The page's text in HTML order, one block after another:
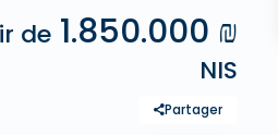
de 1.850.000 ₪
NIS
Partager